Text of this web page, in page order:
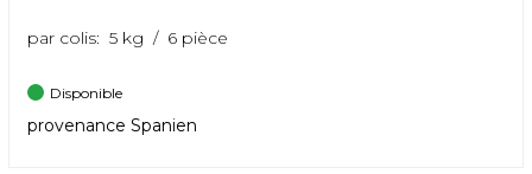
par colis: 5 kg / 6 pièce
Disponible
provenance Spanien